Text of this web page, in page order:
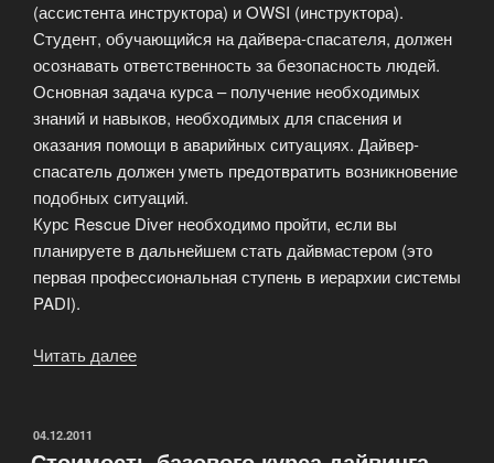
(ассистента инструктора) и OWSI (инструктора).
Студент, обучающийся на дайвера-спасателя, должен
осознавать ответственность за безопасность людей.
Основная задача курса – получение необходимых
знаний и навыков, необходимых для спасения и
оказания помощи в аварийных ситуациях. Дайвер-
спасатель должен уметь предотвратить возникновение
подобных ситуаций.
Курс Rescue Diver необходимо пройти, если вы
планируете в дальнейшем стать дайвмастером (это
первая профессиональная ступень в иерархии системы
PADI).
Читать далее
ОПУБЛИКОВАНО
04.12.2011